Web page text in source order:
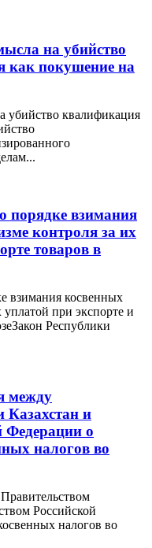
на убийство
как покушение на
убийство квалификация
порядке взимания
контроля за их
товаров в
взимания косвенных
уплатой при экспорте и
Республики
между
Казахстан и
Федерации о
налогов во
Российской
налогов во